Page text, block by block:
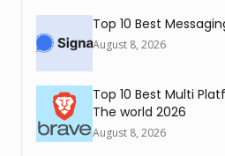
Top 10 Best
August 8, 2026
Top 10 Best Multi
The world 2026
August 8, 2026